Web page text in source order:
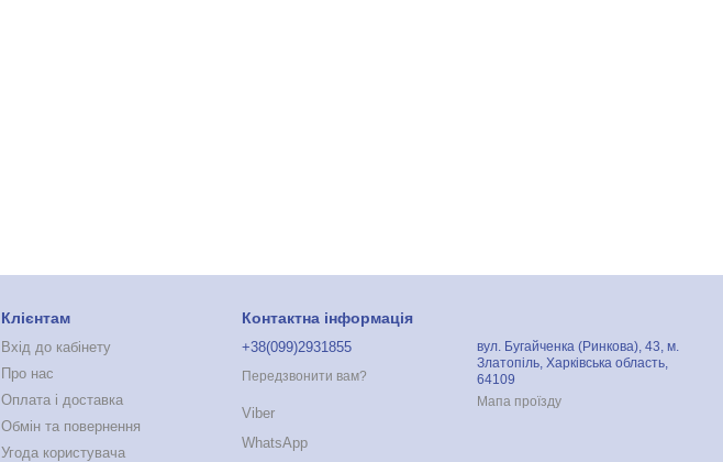
Клієнтам
Вхід до кабінету
Про нас
Оплата і доставка
Обмін та повернення
Угода користувача
Контактна інформація
+38(099)2931855
Передзвонити вам?
Viber
WhatsApp
вул. Бугайченка (Ринкова), 43, м.
Златопіль, Харківська область,
64109
Мапа проїзду